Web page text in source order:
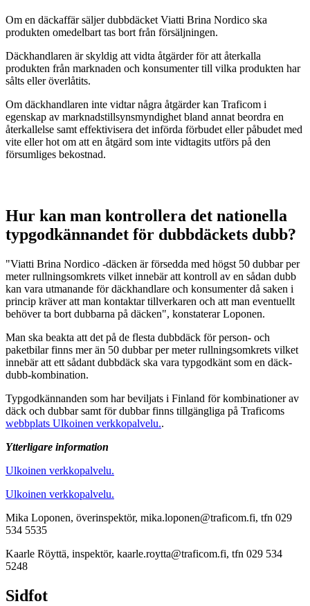
Om en däckaffär säljer dubbdäcket Viatti Brina Nordico ska
produkten omedelbart tas bort från försäljningen.
Däckhandlaren är skyldig att vidta åtgärder för att återkalla
produkten från marknaden och konsumenter till vilka produkten har
sålts eller överlåtits.
Om däckhandlaren inte vidtar några åtgärder kan Traficom i
egenskap av marknadstillsynsmyndighet bland annat beordra en
återkallelse samt effektivisera det införda förbudet eller påbudet med
vite eller hot om att en åtgärd som inte vidtagits utförs på den
försumliges bekostnad.
Hur kan man kontrollera det nationella
typgodkännandet för dubbdäckets dubb?
"Viatti Brina Nordico -däcken är försedda med högst 50 dubbar per
meter rullningsomkrets vilket innebär att kontroll av en sådan dubb
kan vara utmanande för däckhandlare och konsumenter då saken i
princip kräver att man kontaktar tillverkaren och att man eventuellt
behöver ta bort dubbarna på däcken", konstaterar Loponen.
Man ska beakta att det på de flesta dubbdäck för person- och
paketbilar finns mer än 50 dubbar per meter rullningsomkrets vilket
innebär att ett sådant dubbdäck ska vara typgodkänt som en däck-
dubb-kombination.
Typgodkännanden som har beviljats i Finland för kombinationer av
däck och dubbar samt för dubbar finns tillgängliga på Traficoms
webbplats Ulkoinen verkkopalvelu..
Ytterligare information
Ulkoinen verkkopalvelu.
Ulkoinen verkkopalvelu.
Mika Loponen, överinspektör, mika.loponen@traficom.fi, tfn 029
534 5535
Kaarle Röyttä, inspektör, kaarle.roytta@traficom.fi, tfn 029 534
5248
Sidfot